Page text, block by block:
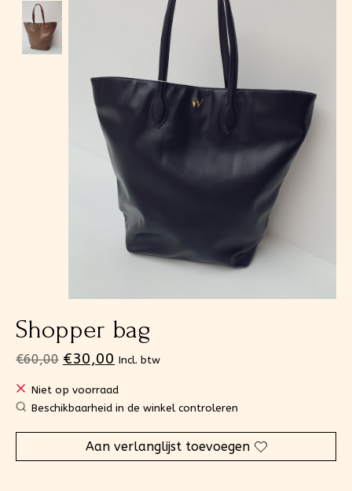
Shopper bag
€60,00 €30,00 Incl. btw
Niet op voorraad
Beschikbaarheid in de winkel controleren
Aan verlanglijst toevoegen